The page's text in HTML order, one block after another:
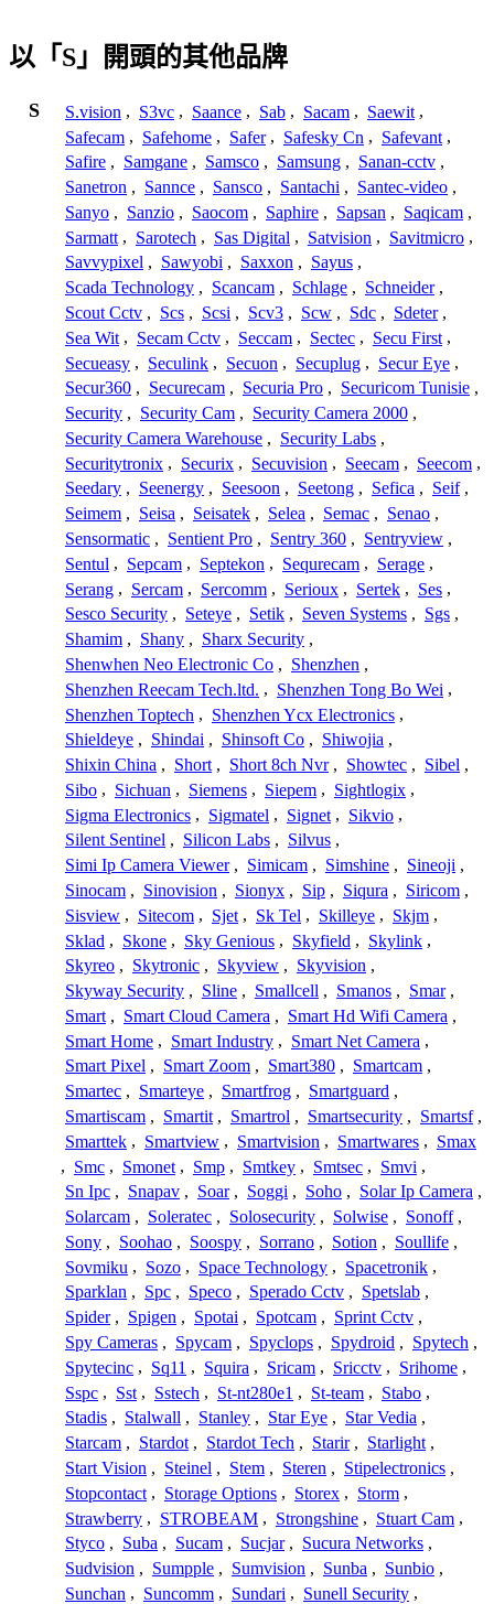
以「S」開頭的其他品牌
S S.vision , S3vc , Saance , Sab , Sacam , Saewit ,
Safecam , Safehome , Safer , Safesky Cn , Safevant ,
Safire , Samgane , Samsco , Samsung , Sanan-cctv ,
Sanetron , Sannce , Sansco , Santachi , Santec-video ,
Sanyo , Sanzio , Saocom , Saphire , Sapsan , Saqicam ,
Sarmatt , Sarotech , Sas Digital , Satvision , Savitmicro ,
Savvypixel , Sawyobi , Saxxon , Sayus ,
Scada Technology , Scancam , Schlage , Schneider ,
Scout Cctv , Scs , Scsi , Scv3 , Scw , Sdc , Sdeter ,
Sea Wit , Secam Cctv , Seccam , Sectec , Secu First ,
Secueasy , Seculink , Secuon , Secuplug , Secur Eye ,
Secur360 , Securecam , Securia Pro , Securicom Tunisie ,
Security , Security Cam , Security Camera 2000 ,
Security Camera Warehouse , Security Labs ,
Securitytronix , Securix , Secuvision , Seecam , Seecom ,
Seedary , Seenergy , Seesoon , Seetong , Sefica , Seif ,
Seimem , Seisa , Seisatek , Selea , Semac , Senao ,
Sensormatic , Sentient Pro , Sentry 360 , Sentryview ,
Sentul , Sepcam , Septekon , Sequrecam , Serage ,
Serang , Sercam , Sercomm , Serioux , Sertek , Ses ,
Sesco Security , Seteye , Setik , Seven Systems , Sgs ,
Shamim , Shany , Sharx Security ,
Shenwhen Neo Electronic Co , Shenzhen ,
Shenzhen Reecam Tech.ltd. , Shenzhen Tong Bo Wei ,
Shenzhen Toptech , Shenzhen Ycx Electronics ,
Shieldeye , Shindai , Shinsoft Co , Shiwojia ,
Shixin China , Short , Short 8ch Nvr , Showtec , Sibel ,
Sibo , Sichuan , Siemens , Siepem , Sightlogix ,
Sigma Electronics , Sigmatel , Signet , Sikvio ,
Silent Sentinel , Silicon Labs , Silvus ,
Simi Ip Camera Viewer , Simicam , Simshine , Sineoji ,
Sinocam , Sinovision , Sionyx , Sip , Siqura , Siricom ,
Sisview , Sitecom , Sjet , Sk Tel , Skilleye , Skjm ,
Sklad , Skone , Sky Genious , Skyfield , Skylink ,
Skyreo , Skytronic , Skyview , Skyvision ,
Skyway Security , Sline , Smallcell , Smanos , Smar ,
Smart , Smart Cloud Camera , Smart Hd Wifi Camera ,
Smart Home , Smart Industry , Smart Net Camera ,
Smart Pixel , Smart Zoom , Smart380 , Smartcam ,
Smartec , Smarteye , Smartfrog , Smartguard ,
Smartiscam , Smartit , Smartrol , Smartsecurity , Smartsf ,
Smarttek , Smartview , Smartvision , Smartwares , Smax
, Smc , Smonet , Smp , Smtkey , Smtsec , Smvi ,
Sn Ipc , Snapav , Soar , Soggi , Soho , Solar Ip Camera ,
Solarcam , Soleratec , Solosecurity , Solwise , Sonoff ,
Sony , Soohao , Soospy , Sorrano , Sotion , Soullife ,
Sovmiku , Sozo , Space Technology , Spacetronik ,
Sparklan , Spc , Speco , Sperado Cctv , Spetslab ,
Spider , Spigen , Spotai , Spotcam , Sprint Cctv ,
Spy Cameras , Spycam , Spyclops , Spydroid , Spytech ,
Spytecinc , Sq11 , Squira , Sricam , Sricctv , Srihome ,
Sspc , Sst , Sstech , St-nt280e1 , St-team , Stabo ,
Stadis , Stalwall , Stanley , Star Eye , Star Vedia ,
Starcam , Stardot , Stardot Tech , Starir , Starlight ,
Start Vision , Steinel , Stem , Steren , Stipelectronics ,
Stopcontact , Storage Options , Storex , Storm ,
Strawberry , STROBEAM , Strongshine , Stuart Cam ,
Styco , Suba , Sucam , Sucjar , Sucura Networks ,
Sudvision , Sumpple , Sumvision , Sunba , Sunbio ,
Sunchan , Suncomm , Sundari , Sunell Security ,